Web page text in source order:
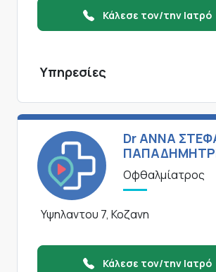
Κάλεσε τον/την Ιατρό
Υπηρεσίες
Dr ΑΝΝΑ
Οφθαλμίατρος
Υψηλαντου 7, Κοζανη
Κάλεσε τον/την Ιατρό